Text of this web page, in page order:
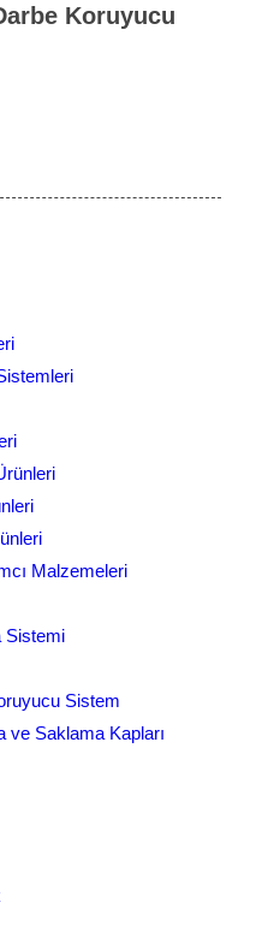
Koruyucu
Malzemeleri
Sistemi
Sistem
ve Saklama Kapları